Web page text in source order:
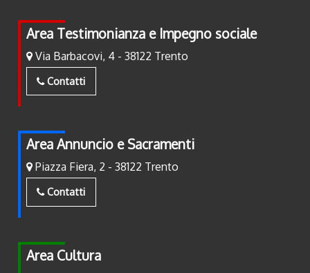
Area Testimonianza e Impegno sociale
Via Barbacovi, 4 - 38122 Trento
Contatti
Area Annuncio e Sacramenti
Piazza Fiera, 2 - 38122 Trento
Contatti
Area Cultura